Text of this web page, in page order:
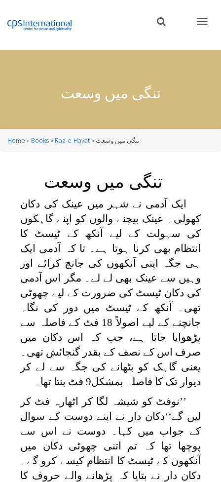
content
تنگی میں وسعت
Home Books Raz-e-Hayat تنگی میں وسعت
تنگی میں وسعت
ایک آدمی نے شہر میں عینک کی دکان
کھولی۔ عینک بیچنے والوں کو اپنے گاہکوں
کی سہولت کے لیے آنکھ کے ٹیسٹ کا
انتظام بھی کرنا ہوتا ہے۔ تا کہ آدمی ایک
ہی جگہ اپنی آنکھوں کی جانچ کرائے اور
وہیں سے عینک بھی لے لے۔ مگر اس آدمی
کی دکان ٹیسٹ کی ضرورت کے لیے چھوٹی
تھی۔ آنکھ کے ٹیسٹ میں دور کی نگاہ
جانچنے کے لیے اصولاً 18 فٹ کے فاصلہ سے
پڑھوایا جاتا ہے، جب کہ اس دکان میں
صرف اس کے نصف کے بقدر گنجائش تھی۔
یعنی گاہک کو بٹھانے کی جگہ سے لے کر
دیوار تک کا فاصلہ بمشکل9 فٹ بنتا تھا۔
’’نوفٹ کو شیشہ لگا کر اٹھارہ فٹ کر
لیں گے‘‘دکان دار نے اپنے دوست کے سوال
کے جواب میں کہا۔ دوست نے اس سے
پوچھا تھا کہ تم اتنی چھوٹی دکان میں
آنکھوں کے ٹیسٹ کا انتظام کیسے کرو گے۔
دکان دار نے بتایا کہ پڑھانے والے حروف کا